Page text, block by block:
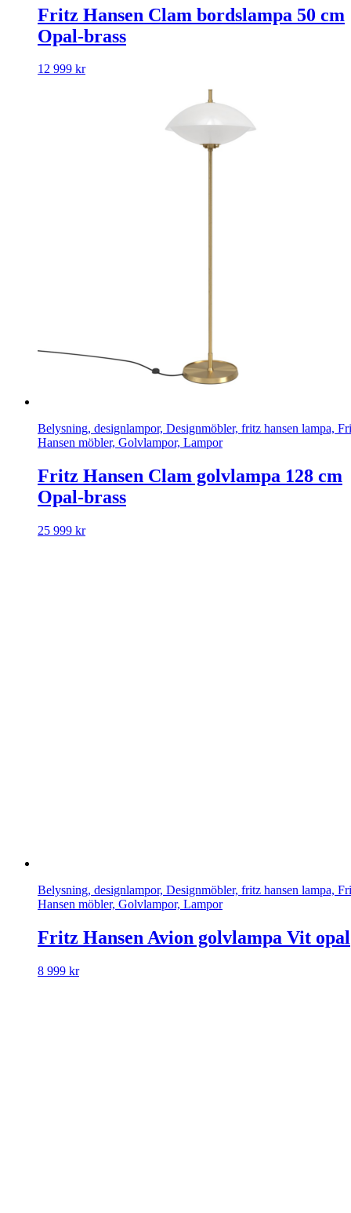
Fritz Hansen Clam bordslampa 50 cm
Opal-brass
12 999 kr
Belysning, designlampor, Designmöbler, fritz hansen lampa,
Hansen möbler, Golvlampor, Lampor
Fritz Hansen Clam golvlampa 128 cm
Opal-brass
25 999 kr
Belysning, designlampor, Designmöbler, fritz hansen lampa,
Hansen möbler, Golvlampor, Lampor
Fritz Hansen Avion golvlampa Vit opal
8 999 kr